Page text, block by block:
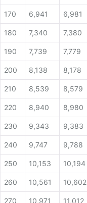
170 6,941 6,981
180 7,340 7,380
190 7,739 7,779
200 8,138 8,178
210 8,539 8,579
220 8,940 8,980
230 9,343 9,383
240 9,747 9,788
250 10,153 10,194
260 10,561 10,602
270 10,971 11,012